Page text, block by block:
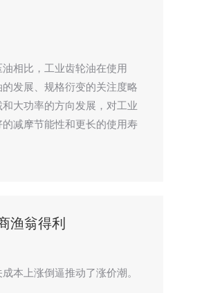
相比，工业齿轮油在使用
发展、规格衍变的关注度略
大功率的方向发展，对工业
减摩节能性和更长的使用寿
渔翁得利
本上涨倒逼推动了涨价潮。